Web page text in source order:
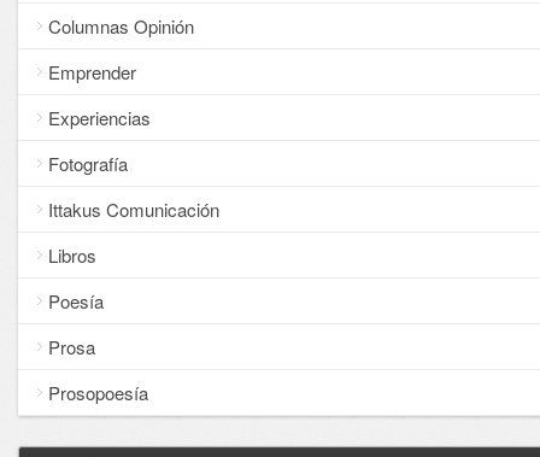
Columnas Opinión
Emprender
Experiencias
Fotografía
Ittakus Comunicación
Libros
Poesía
Prosa
Prosopoesía